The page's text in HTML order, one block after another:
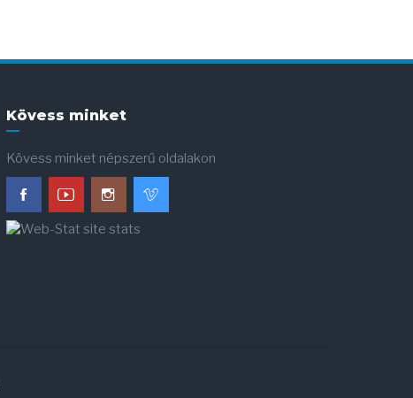
Kövess minket
Kövess minket népszerű oldalakon